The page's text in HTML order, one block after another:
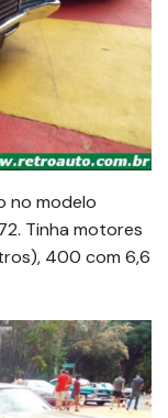
no modelo
Tinha motores
400 com 6,6